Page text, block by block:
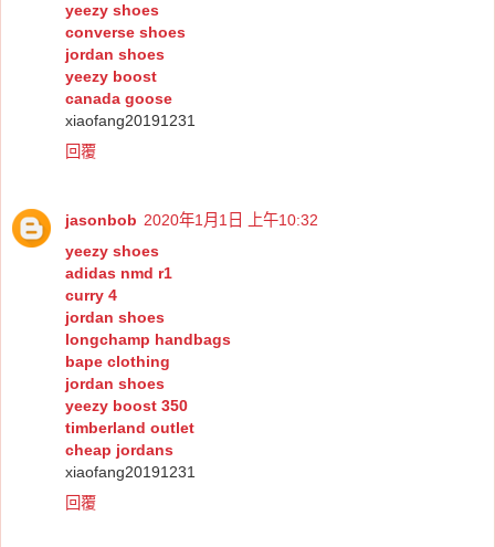
yeezy shoes
converse shoes
jordan shoes
yeezy boost
canada goose
xiaofang20191231
回覆
jasonbob 2020年1月1日 上午10:32
yeezy shoes
adidas nmd r1
curry 4
jordan shoes
longchamp handbags
bape clothing
jordan shoes
yeezy boost 350
timberland outlet
cheap jordans
xiaofang20191231
回覆